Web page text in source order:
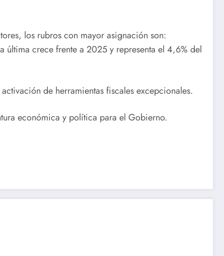
los rubros con mayor asignación son:
crece frente a 2025 y representa el 4,6% del
de herramientas fiscales excepcionales.
económica y política para el Gobierno.